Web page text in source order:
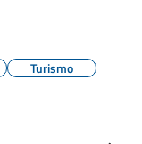
Turismo